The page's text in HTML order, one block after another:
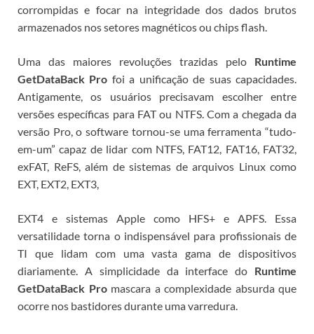
corrompidas e focar na integridade dos dados brutos
armazenados nos setores magnéticos ou chips flash.
Uma das maiores revoluções trazidas pelo Runtime
GetDataBack Pro foi a unificação de suas capacidades.
Antigamente, os usuários precisavam escolher entre
versões específicas para FAT ou NTFS. Com a chegada da
versão Pro, o software tornou-se uma ferramenta “tudo-
em-um” capaz de lidar com NTFS, FAT12, FAT16, FAT32,
exFAT, ReFS, além de sistemas de arquivos Linux como
EXT, EXT2, EXT3,
EXT4 e sistemas Apple como HFS+ e APFS. Essa
versatilidade torna oindispensável para profissionais de
TI que lidam com uma vasta gama de dispositivos
diariamente. A simplicidade da interface do Runtime
GetDataBack Promascara a complexidade absurda que
ocorre nos bastidores durante uma varredura.